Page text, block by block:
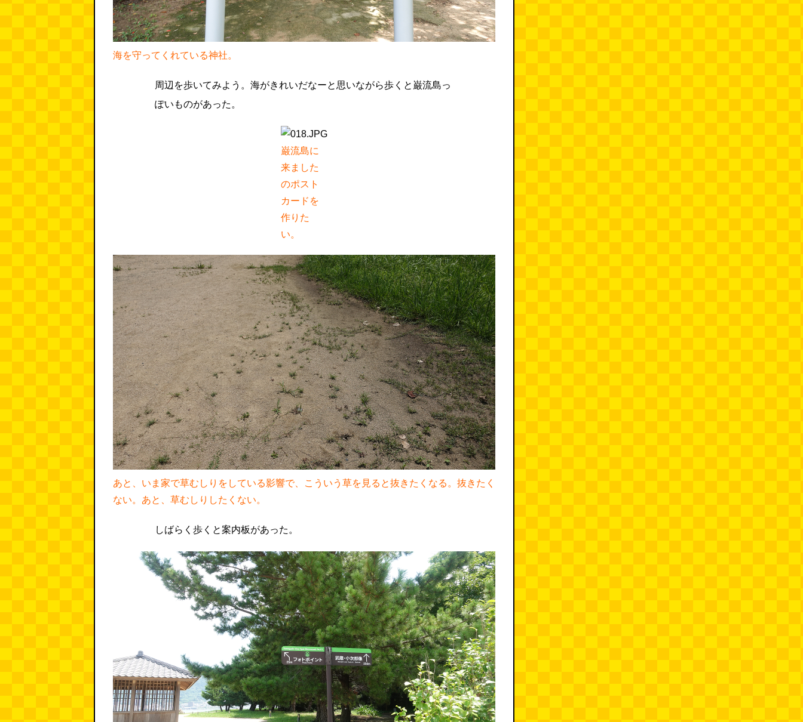
海を守ってくれている神社。
周辺を歩いてみよう。海がきれいだなーと思いながら歩くと巌流島っ
ぽいものがあった。
巌流島に
来ました
のポスト
カードを
作りた
い。
あと、いま家で草むしりをしている影響で、こういう草を見ると抜きたくなる。抜きたく
ない。あと、草むしりしたくない。
しばらく歩くと案内板があった。